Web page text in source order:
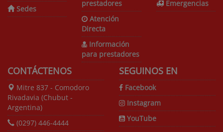
Sedes
prestadores
Atención
Directa
Información
para prestadores
Emergencias
CONTÁCTENOS
Mitre 837 - Comodoro
Rivadavia (Chubut -
Argentina)
(0297) 446-4444
SEGUINOS EN
Facebook
Instagram
YouTube